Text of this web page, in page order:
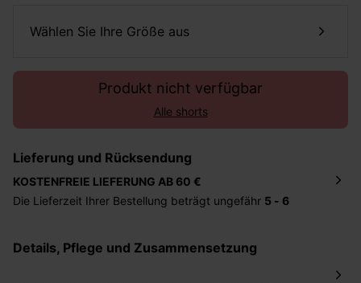
Wählen Sie Ihre Größe aus
Produkt nicht verfügbar
Alle shorts
Lieferung und Rücksendung
KOSTENFREIE LIEFERUNG AB 60 €
Die Lieferzeit Ihrer Bestellung beträgt ungefähr 5 - 6
betragen 2,95 Euro bei einem Bestellwert von unter 60
Details, Pflege und Zusammensetzung